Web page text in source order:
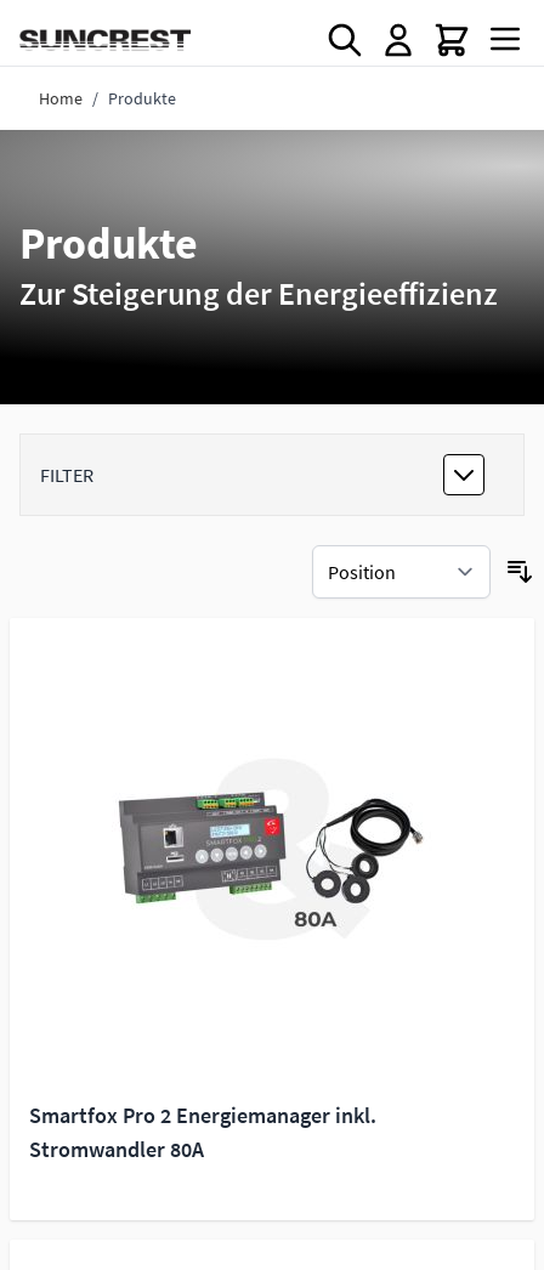
Home / Produkte
Produkte
Zur Steigerung der Energieeffizienz
FILTER
Smartfox Pro 2 Energiemanager inkl.
Stromwandler 80A